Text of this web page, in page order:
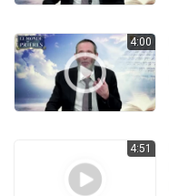
4:00
4:51